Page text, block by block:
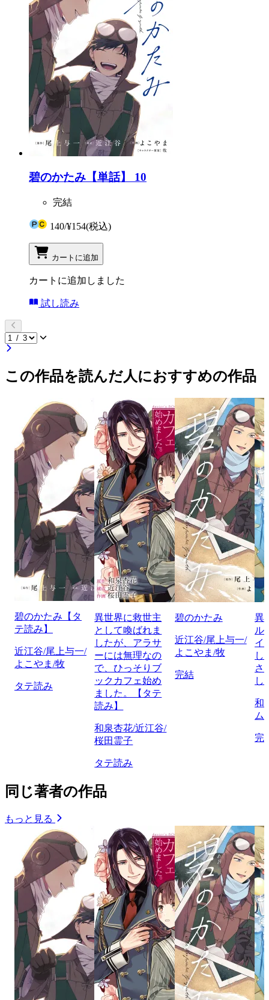
碧のかたみ【単話】 10
完結
140/¥154(税込)
カートに追加
カートに追加しました
試し読み
この作品を読んだ人におすすめの作品
碧のかたみ【タ
テ読み】
近江谷/尾上与一/
よこやま/牧
タテ読み
異世界に救世主
として喚ばれま
したが、アラサ
ーには無理なの
で、ひっそりブ
ックカフェ始め
ました。【タテ
読み】
和泉杏花/近江谷/
桜田霊子
タテ読み
碧のかたみ
近江谷/尾上与一/
よこやま/牧
完結
異
ル
イ
し
さ
し
和
ム
完
同じ著者の作品
もっと見る